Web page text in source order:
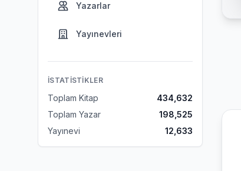
Yazarlar
Yayınevleri
İSTATISTIKLER
Toplam Kitap
434,632
Toplam Yazar
198,525
Yayınevi
12,633